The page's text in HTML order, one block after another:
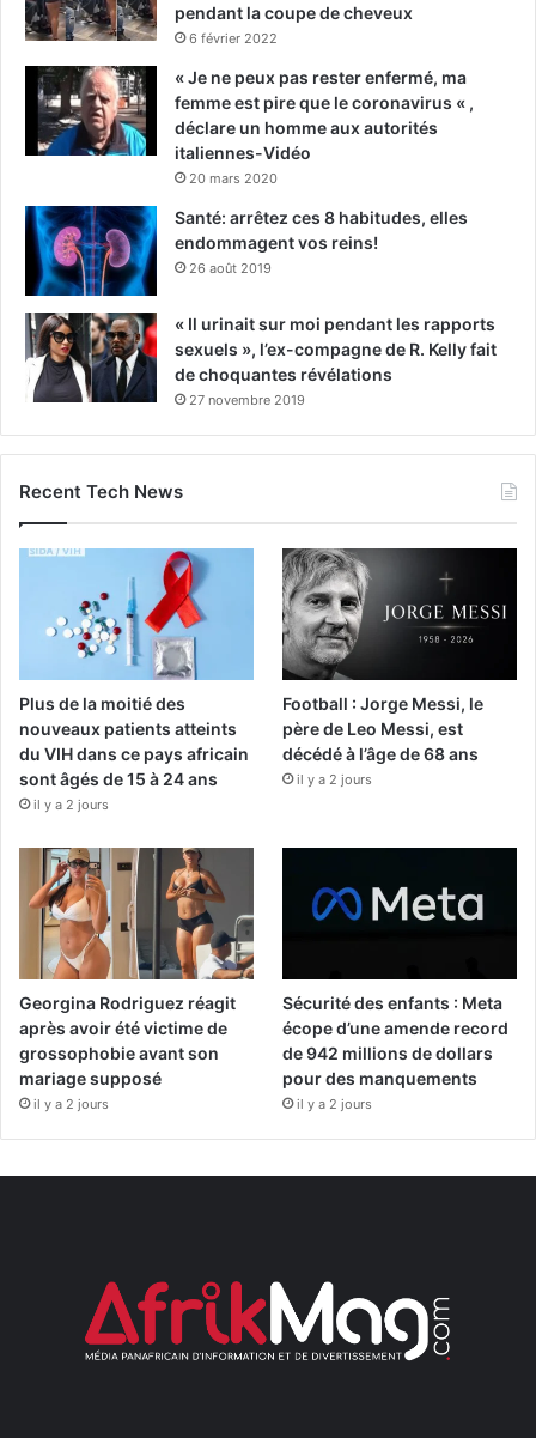
pendant la coupe de cheveux
6 février 2022
« Je ne peux pas rester enfermé, ma
femme est pire que le coronavirus « ,
déclare un homme aux autorités
italiennes-Vidéo
20 mars 2020
Santé: arrêtez ces 8 habitudes, elles
endommagent vos reins!
26 août 2019
« Il urinait sur moi pendant les rapports
sexuels », l’ex-compagne de R. Kelly fait
de choquantes révélations
27 novembre 2019
Recent Tech News
Plus de la moitié des
nouveaux patients atteints
du VIH dans ce pays africain
sont âgés de 15 à 24 ans
il y a 2 jours
Football : Jorge Messi, le
père de Leo Messi, est
décédé à l’âge de 68 ans
il y a 2 jours
Georgina Rodriguez réagit
après avoir été victime de
grossophobie avant son
mariage supposé
il y a 2 jours
Sécurité des enfants : Meta
écope d’une amende record
de 942 millions de dollars
pour des manquements
il y a 2 jours